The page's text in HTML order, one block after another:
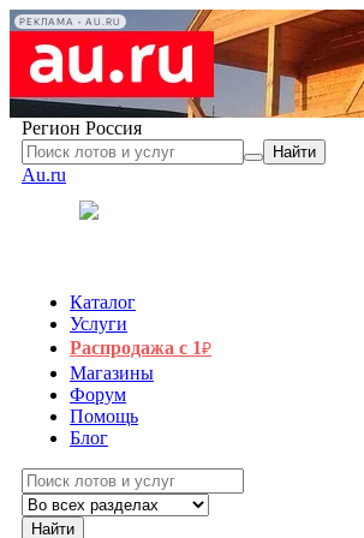
РЕКЛАМА • AU.RU
Регион Россия
Найти
Au.ru
Каталог
Услуги
Распродажа с 1₽
Магазины
Форум
Помощь
Блог
Найти